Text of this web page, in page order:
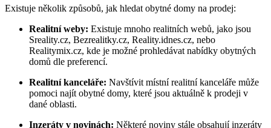
Existuje několik způsobů, jak hledat obytné domy na prodej:
Realitní weby: Existuje mnoho realitních webů, jako jsou
Sreality.cz, Bezrealitky.cz, Reality.idnes.cz, nebo
Realitymix.cz, kde je možné prohledávat nabídky obytných
domů dle preferencí.
Realitní kanceláře: Navštívit místní realitní kanceláře může
pomoci najít obytné domy, které jsou aktuálně k prodeji v
dané oblasti.
Inzeráty v novinách: Některé noviny stále obsahují inzeráty